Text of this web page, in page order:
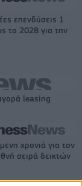
επενδύσεις 1
το 2028 για την
leasing
χρονιά για τον
σειρά δεικτών